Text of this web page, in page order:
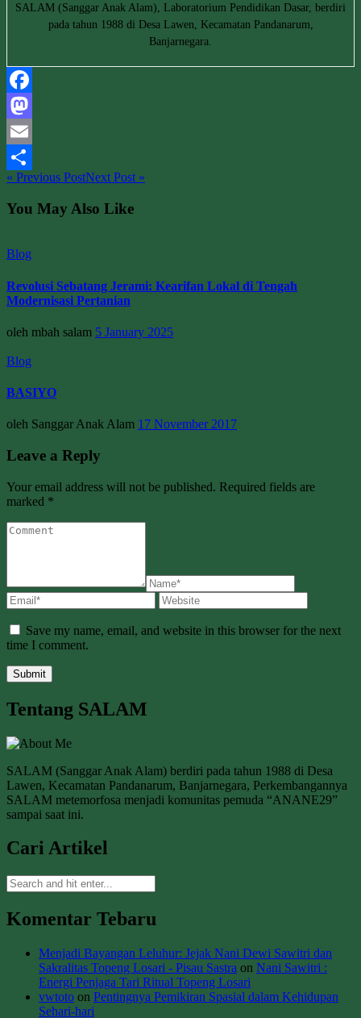
SALAM (Sanggar Anak Alam), Laboratorium Pendidikan Dasar, berdiri
pada tahun 1988 di Desa Lawen, Kecamatan Pandanarum,
Banjarnegara.
Facebook
Mastodon
Email
Share
« Previous PostNext Post »
You May Also Like
Blog
Revolusi Sebatang Jerami: Kearifan Lokal di Tengah
Modernisasi Pertanian
oleh mbah salam 5 January 2025
Blog
BASIYO
oleh Sanggar Anak Alam 17 November 2017
Leave a Reply
Your email address will not be published. Required fields are
marked *
Save my name, email, and website in this browser for the next
time I comment.
Tentang SALAM
SALAM (Sanggar Anak Alam) berdiri pada tahun 1988 di Desa
Lawen, Kecamatan Pandanarum, Banjarnegara, Perkembangannya
SALAM metemorfosa menjadi komunitas pemuda “ANANE29”
sampai saat ini.
Cari Artikel
Komentar Tebaru
Menjadi Bayangan Leluhur: Jejak Nani Dewi Sawitri dan
Sakralitas Topeng Losari - Pisau Sastra on Nani Sawitri :
Energi Penjaga Tari Ritual Topeng Losari
vwtoto on Pentingnya Pemikiran Spasial dalam Kehidupan
Sehari-hari